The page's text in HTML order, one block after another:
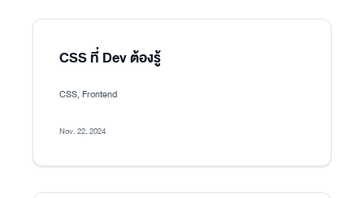
CSS ที่ Dev ต้องรู้
CSS, Frontend
Nov. 22, 2024